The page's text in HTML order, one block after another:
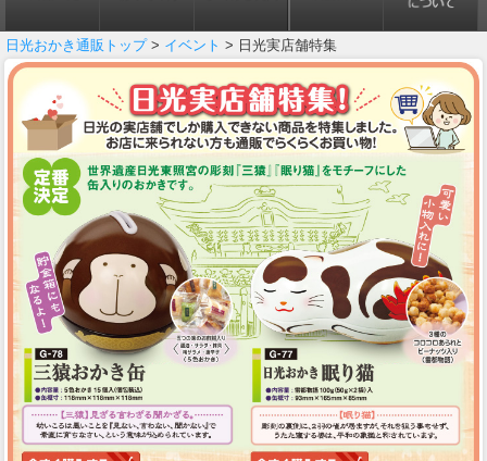
日光おかき通販トップ> イベント > 日光実店舗特集